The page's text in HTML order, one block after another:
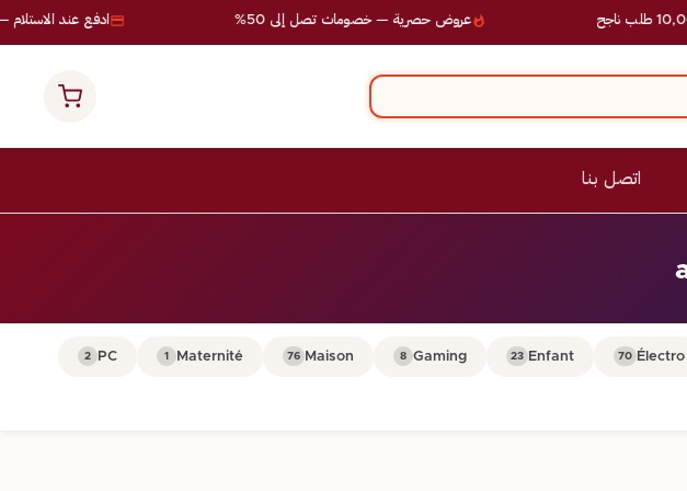
ادفع عند الاستلام — عروض حصرية — خصومات تصل إلى 50%
اتصل بنا
Électro
70
Enfant
23
Gaming
8
Maison
76
Maternité
1
PC
2